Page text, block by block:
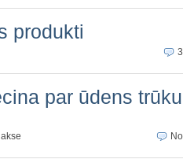
produkti
par ūdens